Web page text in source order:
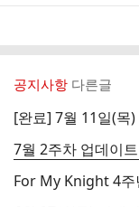
공지사항 다른글
[완료] 7월 11일(목
7월 2주차 업데이
For My Knight 4주